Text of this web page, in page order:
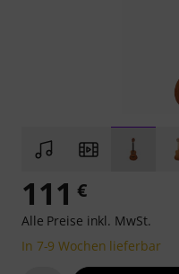
111 €
Alle Preise inkl. MwSt.
In 7-9 Wochen lieferbar